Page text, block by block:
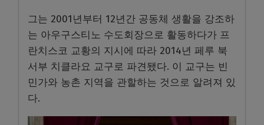
그는 2001년부터 12년간 공동체 생활을 강조하
는 아우구스티노 수도회장으로 활동하다가 프
란치스코 교황의 지시에 따라 2014년 페루 북
서부 치클라요 교구로 파견됐다. 이 교구는 빈
민가와 농촌 지역을 관할하는 것으로 알려져 있
다.